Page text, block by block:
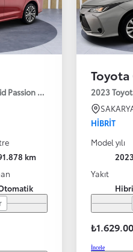
Passion X-Pack E-CVT 140HP
km
2023
HIBRIT
Model yılı
2023
Yakıt
İncele